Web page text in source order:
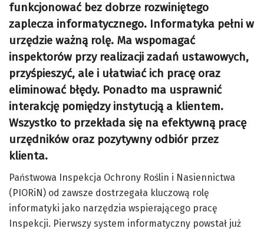
funkcjonować bez dobrze rozwiniętego
zaplecza informatycznego. Informatyka pełni w
urzędzie ważną rolę. Ma wspomagać
inspektorów przy realizacji zadań ustawowych,
przyśpieszyć, ale i ułatwiać ich pracę oraz
eliminować błędy. Ponadto ma usprawnić
interakcję pomiędzy instytucją a klientem.
Wszystko to przekłada się na efektywną pracę
urzędników oraz pozytywny odbiór przez
klienta.
Państwowa Inspekcja Ochrony Roślin i Nasiennictwa
(PIORiN) od zawsze dostrzegała kluczową rolę
informatyki jako narzędzia wspierającego pracę
Inspekcji. Pierwszy system informatyczny powstał już